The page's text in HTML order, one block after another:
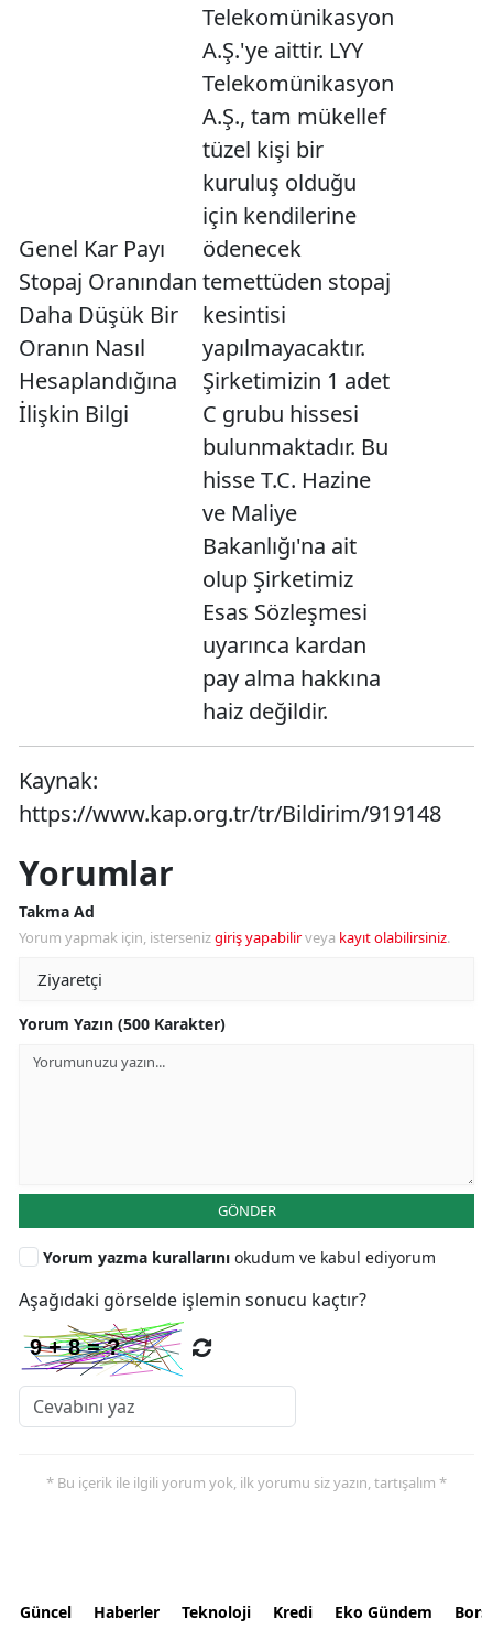
Genel Kar Payı
Stopaj Oranından
Daha Düşük Bir
Oranın Nasıl
Hesaplandığına
İlişkin Bilgi
Telekomünikasyon
A.Ş.'ye aittir. LYY
Telekomünikasyon
A.Ş., tam mükellef
tüzel kişi bir
kuruluş olduğu
için kendilerine
ödenecek
temettüden stopaj
kesintisi
yapılmayacaktır.
Şirketimizin 1 adet
C grubu hissesi
bulunmaktadır. Bu
hisse T.C. Hazine
ve Maliye
Bakanlığı'na ait
olup Şirketimiz
Esas Sözleşmesi
uyarınca kardan
pay alma hakkına
haiz değildir.
Kaynak:
https://www.kap.org.tr/tr/Bildirim/919148
Yorumlar
Takma Ad
Yorum yapmak için, istersenizgiriş yapabilirveya kayıt olabilirsiniz.
Yorum Yazın (500 Karakter)
GÖNDER
Yorum yazma kurallarını okudum ve kabul ediyorum
Aşağıdaki görselde işlemin sonucu kaçtır?
* Bu içerik ile ilgili yorum yok, ilk yorumu siz yazın, tartışalım *
Güncel Haberler Teknoloji Kredi Eko Gündem